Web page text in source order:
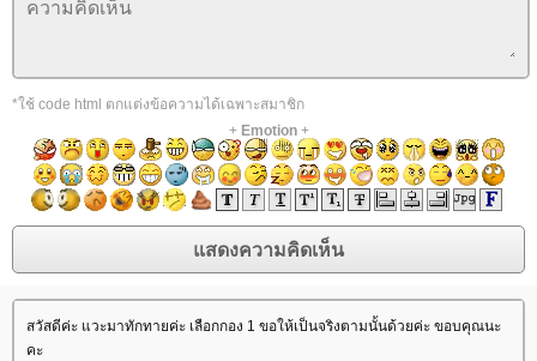
*ใช้ code html ตกแต่งข้อความได้เฉพาะสมาชิก
+ Emotion+
สวัสดีค่ะ แวะมาทักทายค่ะ เลือกกอง 1 ขอให้เป็นจริงตามนั้นด้วยค่ะ ขอบคุณนะ
คะ